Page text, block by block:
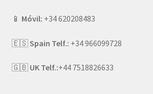
📱 Móvil: +34 620208483
🇪🇸Spain Telf.: +34 966099728
🇬🇧 UK Telf.:+44 7518826633